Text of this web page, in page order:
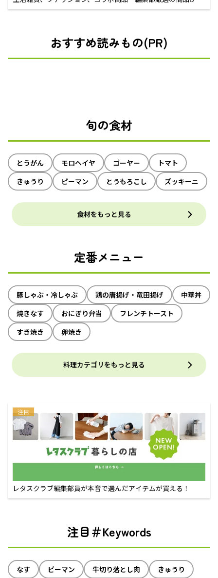
えるECサイト
おすすめ読みもの(PR)
旬の食材
とうがん モロヘイヤ ゴーヤー
トマト
きゅうり
ピーマン とうもろこし ズッキーニ
食材をもっと見る
定番メニュー
豚しゃぶ・冷しゃぶ 鶏の唐揚げ・竜田揚げ
中華丼
焼きなす
おにぎり弁当
フレンチトースト
すき焼き
卵焼き
料理カテゴリをもっと見る
注目
レタスクラブ編集部員が本音で選んだアイテムが買える！
注目＃Keywords
なす ピーマン 牛切り落とし肉
きゅうり